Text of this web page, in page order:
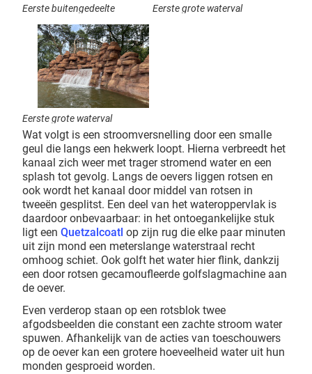
Eerste buitengedeelte Eerste grote waterval
Eerste grote waterval
Wat volgt is een stroomversnelling door een smalle
geul die langs een hekwerk loopt. Hierna verbreedt het
kanaal zich weer met trager stromend water en een
splash tot gevolg. Langs de oevers liggen rotsen en
ook wordt het kanaal door middel van rotsen in
tweeën gesplitst. Een deel van het wateroppervlak is
daardoor onbevaarbaar: in het ontoegankelijke stuk
ligt een Quetzalcoatl op zijn rug die elke paar minuten
uit zijn mond een meterslange waterstraal recht
omhoog schiet. Ook golft het water hier flink, dankzij
een door rotsen gecamoufleerde golfslagmachine aan
de oever.
Even verderop staan op een rotsblok twee
afgodsbeelden die constant een zachte stroom water
spuwen. Afhankelijk van de acties van toeschouwers
op de oever kan een grotere hoeveelheid water uit hun
monden gesproeid worden.